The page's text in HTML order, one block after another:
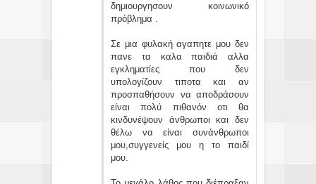
δημιουργησουν κοινωνικό
πρόβλημα .
Σε μια φυλακή αγαπητε μου δεν
πανε τα καλα παιδιά αλλα
εγκληματίες που δεν
υπολογίζουν τιποτα και αν
προσπαθήσουν να αποδράσουν
είναι πολύ πιθανόν οτι θα
κινδυνέψουν άνθρωποι και δεν
θέλω να είναι συνάνθρωποι
μου,συγγενείς μου η το παιδί
μου.